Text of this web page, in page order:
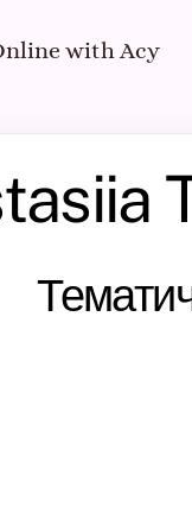
with Acy